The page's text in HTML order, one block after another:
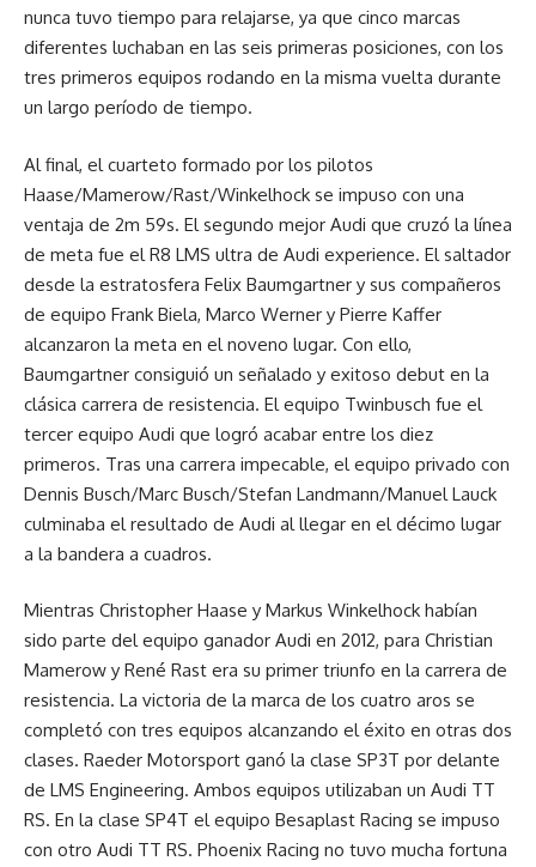
nunca tuvo tiempo para relajarse, ya que cinco marcas
diferentes luchaban en las seis primeras posiciones, con los
tres primeros equipos rodando en la misma vuelta durante
un largo período de tiempo.
Al final, el cuarteto formado por los pilotos
Haase/Mamerow/Rast/Winkelhock se impuso con una
ventaja de 2m 59s. El segundo mejor Audi que cruzó la línea
de meta fue el R8 LMS ultra de Audi experience. El saltador
desde la estratosfera Felix Baumgartner y sus compañeros
de equipo Frank Biela, Marco Werner y Pierre Kaffer
alcanzaron la meta en el noveno lugar. Con ello,
Baumgartner consiguió un señalado y exitoso debut en la
clásica carrera de resistencia. El equipo Twinbusch fue el
tercer equipo Audi que logró acabar entre los diez
primeros. Tras una carrera impecable, el equipo privado con
Dennis Busch/Marc Busch/Stefan Landmann/Manuel Lauck
culminaba el resultado de Audi al llegar en el décimo lugar
a la bandera a cuadros.
Mientras Christopher Haase y Markus Winkelhock habían
sido parte del equipo ganador Audi en 2012, para Christian
Mamerow y René Rast era su primer triunfo en la carrera de
resistencia. La victoria de la marca de los cuatro aros se
completó con tres equipos alcanzando el éxito en otras dos
clases. Raeder Motorsport ganó la clase SP3T por delante
de LMS Engineering. Ambos equipos utilizaban un Audi TT
RS. En la clase SP4T el equipo Besaplast Racing se impuso
con otro Audi TT RS. Phoenix Racing no tuvo mucha fortuna